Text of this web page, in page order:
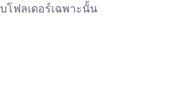
ฟลเดอร์เฉพาะนั้น